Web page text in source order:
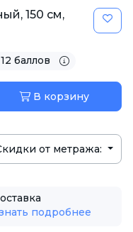
150 см,
баллов
В корзину
от метража:
подробнее